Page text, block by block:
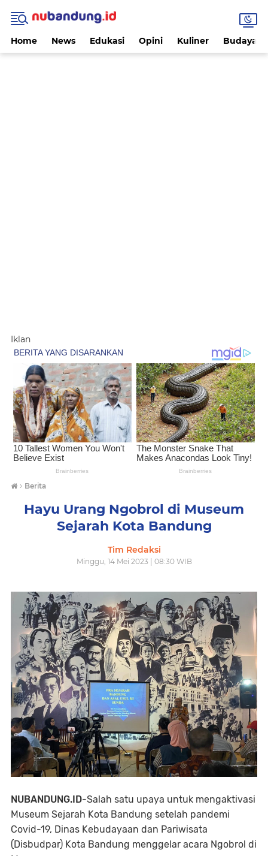
Home News Edukasi Opini Kuliner Budaya
Iklan
› Berita
Hayu Urang Ngobrol di Museum
Sejarah Kota Bandung
Tim Redaksi
Minggu, 14 Mei 2023 | 08:30 WIB
NUBANDUNG.ID-Salah satu upaya untuk mengaktivasi
Museum Sejarah Kota Bandung setelah pandemi
Covid-19, Dinas Kebudayaan dan Pariwisata
(Disbudpar) Kota Bandung menggelar acara Ngobrol di